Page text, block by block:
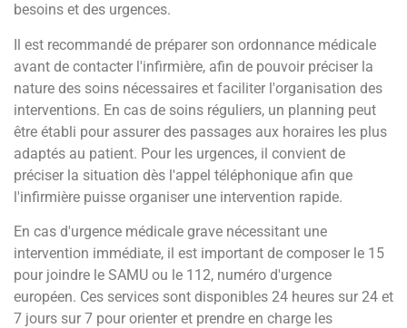
besoins et des urgences.
Il est recommandé de préparer son ordonnance médicale
avant de contacter l'infirmière, afin de pouvoir préciser la
nature des soins nécessaires et faciliter l'organisation des
interventions. En cas de soins réguliers, un planning peut
être établi pour assurer des passages aux horaires les plus
adaptés au patient. Pour les urgences, il convient de
préciser la situation dès l'appel téléphonique afin que
l'infirmière puisse organiser une intervention rapide.
En cas d'urgence médicale grave nécessitant une
intervention immédiate, il est important de composer le 15
pour joindre le SAMU ou le 112, numéro d'urgence
européen. Ces services sont disponibles 24 heures sur 24 et
7 jours sur 7 pour orienter et prendre en charge les